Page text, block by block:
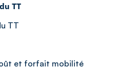
TT
TT
et forfait mobilité